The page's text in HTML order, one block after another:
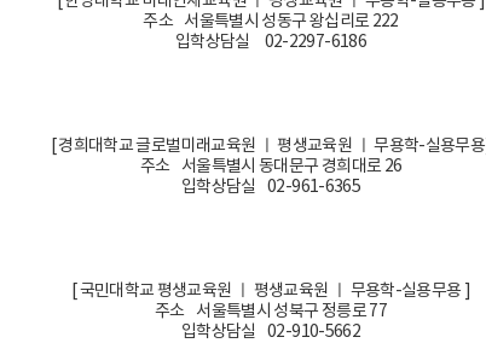
주소 서울특별시 성동구 왕십리로 222
입학상담실 02-2297-6186
[ 경희대학교 글로벌미래교육원 ㅣ 평생교육원 ㅣ 무용학-실용무용]
주소 서울특별시 동대문구 경희대로 26
입학상담실 02-961-6365
[ 국민대학교 평생교육원 ㅣ 평생교육원 ㅣ 무용학-실용무용 ]
주소 서울특별시 성북구 정릉로 77
입학상담실 02-910-5662